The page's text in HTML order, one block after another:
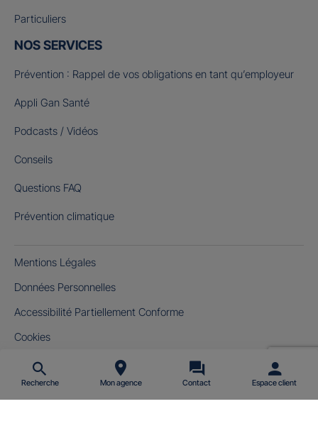
Recherche Mon agence Contact Espace client
Particuliers
NOS SERVICES
Prévention : Rappel de vos obligations en tant qu’employeur
Appli Gan Santé
Podcasts / Vidéos
Conseils
Questions FAQ
Prévention climatique
Mentions Légales
Données Personnelles
Accessibilité Partiellement Conforme
Cookies
Gérer mes cookies